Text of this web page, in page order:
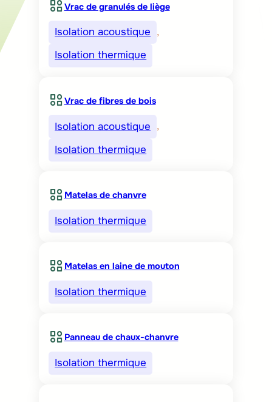
Vrac de granulés de liège
Isolation acoustique ,
Isolation thermique
Vrac de fibres de bois
Isolation acoustique ,
Isolation thermique
Matelas de chanvre
Isolation thermique
Matelas en laine de mouton
Isolation thermique
Panneau de chaux-chanvre
Isolation thermique